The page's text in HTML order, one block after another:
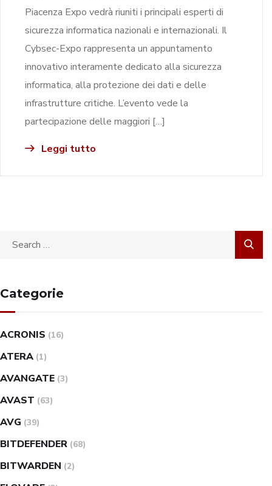
Piacenza Expo vedrà riuniti i principali esperti di
sicurezza informatica nazionali e internazionali. Il
Cybsec-Expo rappresenta un appuntamento
innovativo interamente dedicato alla sicurezza
informatica, alla protezione dei dati e delle
infrastrutture critiche. L’evento vede la
partecipazione delle maggiori […]
Leggi tutto
Categorie
ACRONIS (16)
ATERA (1)
AVANGATE (3)
AVAST (63)
AVG (39)
BITDEFENDER (68)
BITWARDEN (2)